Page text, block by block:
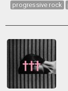
progressive rock